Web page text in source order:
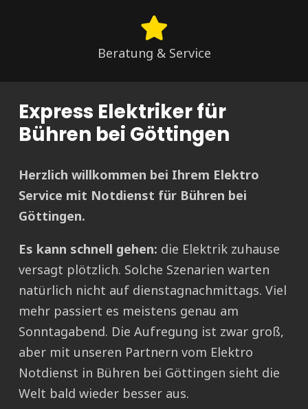
Beratung & Service
Express Elektriker für
Bühren bei Göttingen
Herzlich willkommen bei Ihrem Elektro
Service mit Notdienst für Bühren bei
Göttingen.
Es kann schnell gehen: die Elektrik zuhause
versagt plötzlich. Solche Szenarien warten
natürlich nicht auf dienstagnachmittags. Viel
mehr passiert es meistens genau am
Sonntagabend. Die Aufregung ist zwar groß,
aber mit unseren Partnern vom Elektro
Notdienst in Bühren bei Göttingen sieht die
Welt bald wieder besser aus.